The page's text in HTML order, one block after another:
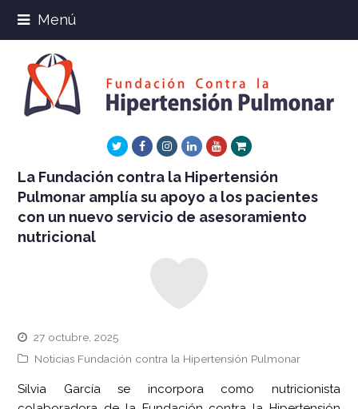
Menú
TwitterFacebookInstagram
LinkedInYoutube
Xing
La Fundación contra la Hipertensión
Pulmonar amplía su apoyo a los pacientes
con un nuevo servicio de asesoramiento
nutricional
27 octubre, 2025
Noticias Fundación contra la Hipertensión Pulmonar
Silvia García se incorpora como nutricionista